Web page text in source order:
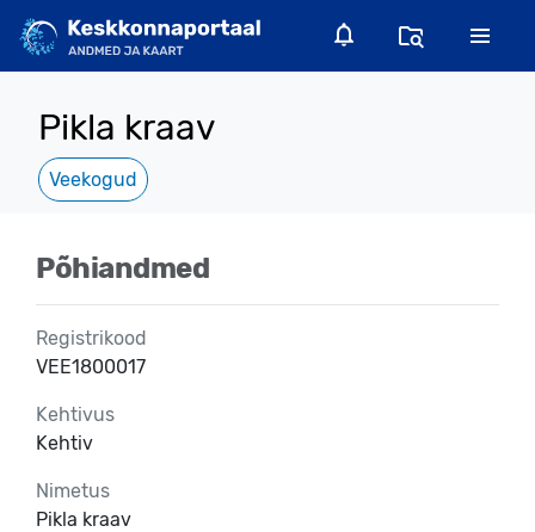
Pikla kraav
Veekogud
Põhiandmed
Registrikood
VEE1800017
Kehtivus
Kehtiv
Nimetus
Pikla kraav